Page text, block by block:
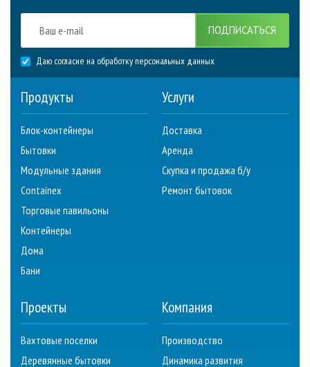
ПОДПИСАТЬСЯ
Даю согласие на обработку персональных данных
Продукты
Блок-контейнеры
Бытовки
Модульные здания
Containex
Торговые павильоны
Контейнеры
Дома
Бани
Услуги
Доставка
Аренда
Скупка и продажа б/у
Ремонт бытовок
Проекты
Вахтовые поселки
Деревянные бытовки
Компания
Производство
Динамика развития